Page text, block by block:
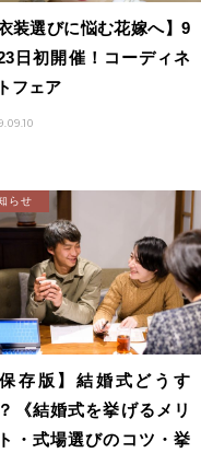
衣装選びに悩む花嫁へ】9
日初開催！コーディネ
フェア
らせ
保存版】結婚式どうす
《結婚式を挙げるメリ
・式場選びのコツ・挙